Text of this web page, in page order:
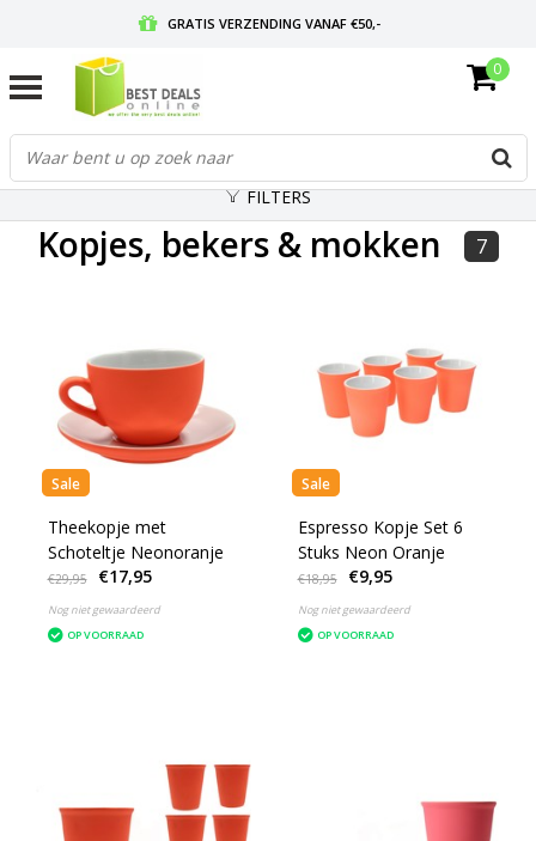
GRATIS VERZENDING VANAF €50,-
GRATIS RETOURNEREN EN 30 DAGEN BEDENKTIJD
0
FILTERS
Kopjes, bekers & mokken 7
Sale
Theekopje met
Schoteltje Neonoranje
€29,95 €17,95
Nog niet gewaardeerd
OP VOORRAAD
Sale
Espresso Kopje Set 6
Stuks Neon Oranje
€18,95 €9,95
Nog niet gewaardeerd
OP VOORRAAD